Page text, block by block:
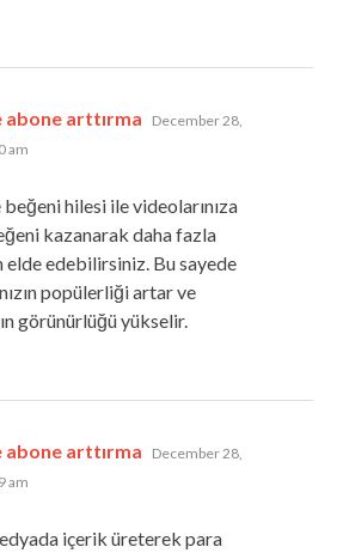
arttırma says:
December 28,
am
hilesi ile videolarınıza
kazanarak daha fazla
edebilirsiniz. Bu sayede
popülerliği artar ve
görünürlüğü yükselir.
arttırma says:
December 28,
am
içerik üreterek para